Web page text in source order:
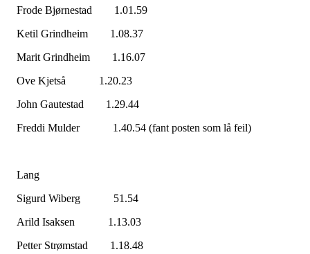
Frode Bjørnestad 1.01.59
Ketil Grindheim 1.08.37
Marit Grindheim 1.16.07
Ove Kjetså 1.20.23
John Gautestad 1.29.44
Freddi Mulder 1.40.54 (fant posten som lå feil)
Lang
Sigurd Wiberg 51.54
Arild Isaksen 1.13.03
Petter Strømstad 1.18.48